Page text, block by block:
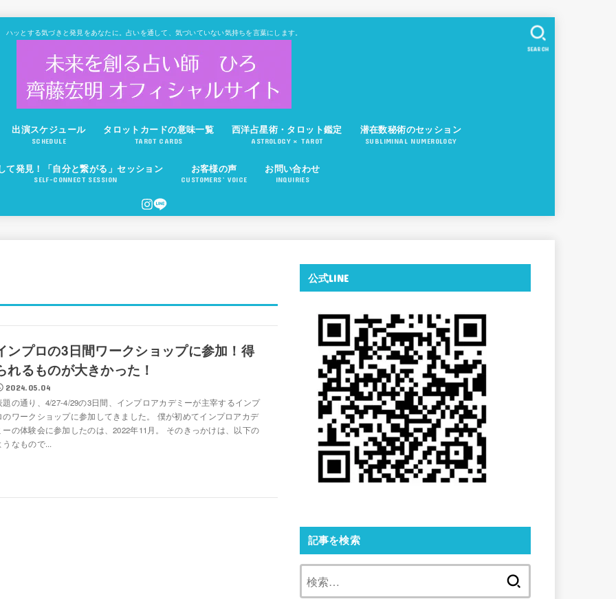
ハッとする気づきと発見をあなたに。占いを通して、気づいていない気持ちを言葉にします。
出演スケジュール
SCHEDULE
タロットカードの意味一覧
TAROT CARDS
西洋占星術・タロット鑑定
ASTROLOGY × TAROT
潜在数秘術のセッション
SUBLIMINAL NUMEROLOGY
て発見！「自分と繋がる」セッション
SELF-CONNECT SESSION
お客様の声
CUSTOMERS’ VOICE
お問い合わせ
INQUIRIES
SEARCH
ンプロの3日間ワークショップに参加！得
れるものが大きかった！
2024.05.04
題の通り、4/27-4/29の3日間、インプロアカデミーが主宰するインプ
のワークショップに参加してきました。 僕が初めてインプロアカデ
ーの体験会に参加したのは、2022年11月。 そのきっかけは、以下の
うなもので...
公式LINE
記事を検索